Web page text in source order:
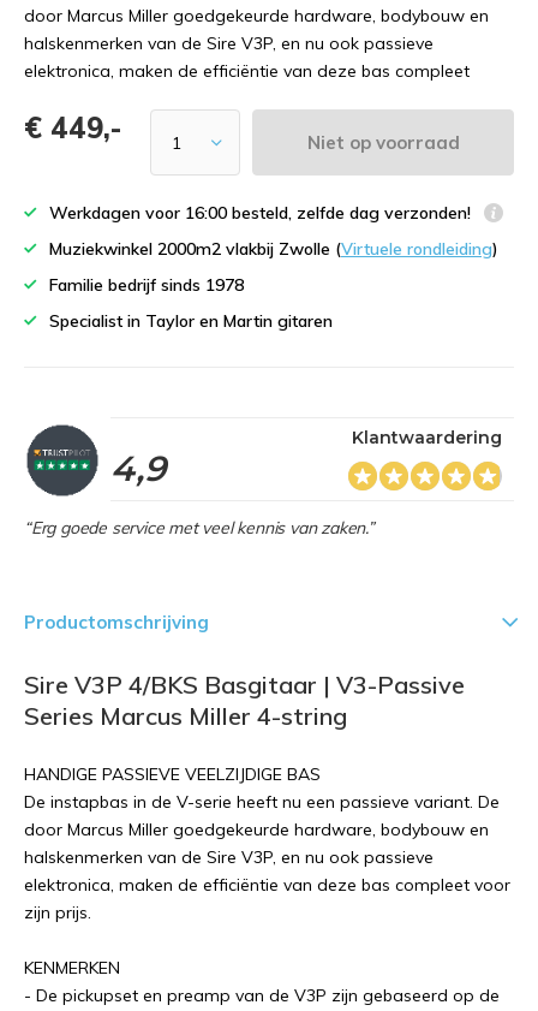
door Marcus Miller goedgekeurde hardware, bodybouw en
halskenmerken van de Sire V3P, en nu ook passieve
elektronica, maken de efficiëntie van deze bas compleet
€ 449,- Niet op voorraad
Werkdagen voor 16:00 besteld, zelfde dag verzonden!
Muziekwinkel 2000m2 vlakbij Zwolle (Virtuele rondleiding)
Familie bedrijf sinds 1978
Specialist in Taylor en Martin gitaren
4,9
Klantwaardering
“Erg goede service met veel kennis van zaken.”
Productomschrijving
Sire V3P 4/BKS Basgitaar | V3-Passive
Series Marcus Miller 4-string
HANDIGE PASSIEVE VEELZIJDIGE BAS
De instapbas in de V-serie heeft nu een passieve variant. De
door Marcus Miller goedgekeurde hardware, bodybouw en
halskenmerken van de Sire V3P, en nu ook passieve
elektronica, maken de efficiëntie van deze bas compleet voor
zijn prijs.
KENMERKEN
- De pickupset en preamp van de V3P zijn gebaseerd op de